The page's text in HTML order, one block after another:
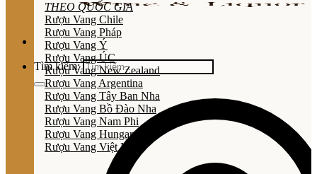
Tìm kiếm:
THEO QUỐC GIA
Rượu Vang Chile
Rượu Vang Pháp
Rượu Vang Ý
Rượu Vang ÚC
Rượu Vang New Zealand
Rượu Vang Argentina
Rượu Vang Tây Ban Nha
Rượu Vang Bồ Đào Nha
Rượu Vang Nam Phi
Rượu Vang Hungary
Rượu Vang Việt Nam